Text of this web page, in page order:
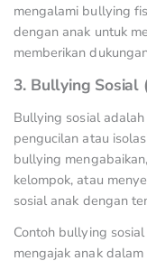
mengalami bullying
dengan anak untuk
memberikan
3. Bullying Sosial
Bullying sosial
pengucilan atau
bullying
kelompok, atau
sosial anak dengan
Contoh bullying
mengajak anak